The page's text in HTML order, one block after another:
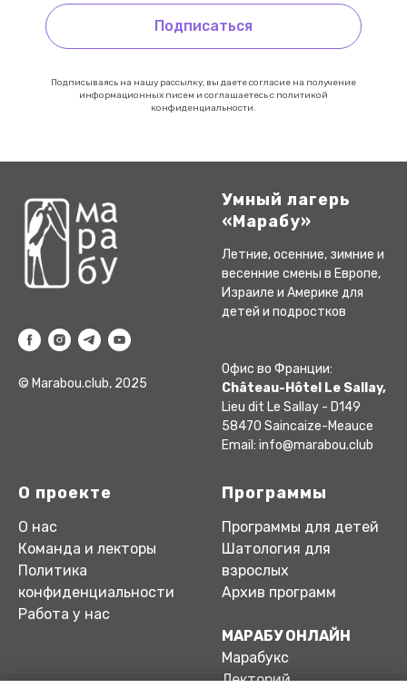
Подписаться
Подписываясь на нашу рассылку, вы даете согласие на получение
информационных писем и соглашаетесь с политикой
конфиденциальности.
© Marabou.club, 2025
Умный лагерь
«Марабу»
Летние, осенние, зимние и
весенние смены в Европе,
Израиле и Америке для
детей и подростков
Офис во Франции:
Château-Hôtel Le Sallay,
Lieu dit Le Sallay - D149
58470 Saincaize-Meauce
Email: info@marabou.club
О проекте
О нас
Команда и лекторы
Политика
конфиденциальности
Работа у нас
Программы
Программы для детей
Шатология для
взрослых
Архив программ
МАРАБУ ОНЛАЙН
Марабукс
Лекторий